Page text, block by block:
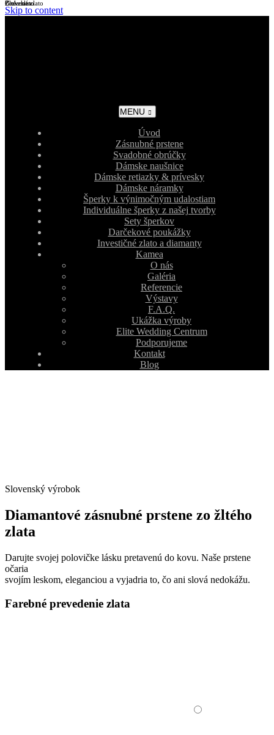
Skip to content
MENU
Úvod
Zásnubné prstene
Svadobné obrúčky
Dámske naušnice
Dámske retiazky & prívesky
Dámske náramky
Šperky k výnimočným udalostiam
Individuálne šperky z našej tvorby
Sety šperkov
Darčekové poukážky
Investičné zlato a diamanty
Kamea
O nás
Galéria
Referencie
Výstavy
F.A.Q.
Ukážka výroby
Elite Wedding Centrum
Podporujeme
Kontakt
Blog
Slovenský výrobok
Diamantové zásnubné prstene zo žltého
zlata
Darujte svojej polovičke lásku pretavenú do kovu. Naše prstene
očaria
svojím leskom, eleganciou a vyjadria to, čo ani slová nedokážu.
Farebné prevedenie zlata
Biele zlato
Žlté zlato
Červené zlato